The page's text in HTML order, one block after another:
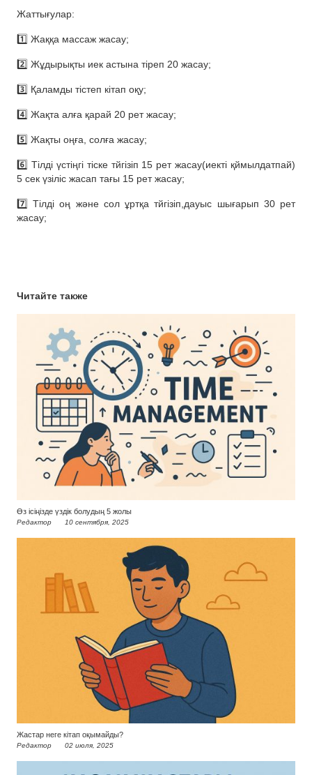
Жаттығулар:
1️⃣ Жаққа массаж жасау;
2️⃣ Жұдырықты иек астына тіреп 20 жасау;
3️⃣ Қаламды тістеп кітап оқу;
4️⃣ Жақта алға қарай 20 рет жасау;
5️⃣ Жақты оңға, солға жасау;
6️⃣ Тілді үстіңгі тіске тйгізіп 15 рет жасау(иекті қймылдатпай)
5 сек үзіліс жасап тағы 15 рет жасау;
7️⃣ Тілді оң және сол ұртқа тйгізіп,дауыс шығарып 30 рет
жасау;
Читайте также
Өз ісіңізде үздік болудың 5 жолы
Редактор 10 сентября, 2025
Жастар неге кітап оқымайды?
Редактор 02 июля, 2025